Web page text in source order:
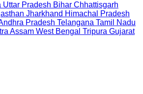
Uttar Pradesh Bihar Chhattisgarh
Jharkhand Himachal Pradesh
Pradesh Telangana Tamil Nadu
Assam West Bengal Tripura Gujarat